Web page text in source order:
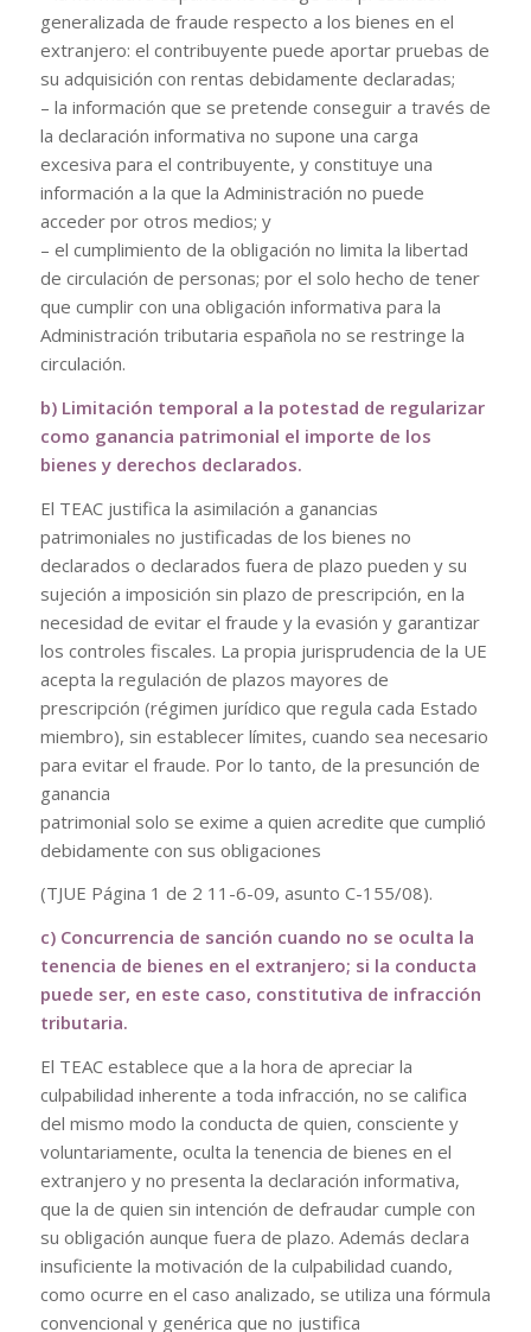
generalizada de fraude respecto a los bienes en el
extranjero: el contribuyente puede aportar pruebas de
su adquisición con rentas debidamente declaradas;
– la información que se pretende conseguir a través de
la declaración informativa no supone una carga
excesiva para el contribuyente, y constituye una
información a la que la Administración no puede
acceder por otros medios; y
– el cumplimiento de la obligación no limita la libertad
de circulación de personas; por el solo hecho de tener
que cumplir con una obligación informativa para la
Administración tributaria española no se restringe la
circulación.
b) Limitación temporal a la potestad de regularizar
como ganancia patrimonial el importe de los
bienes y derechos declarados.
El TEAC justifica la asimilación a ganancias
patrimoniales no justificadas de los bienes no
declarados o declarados fuera de plazo pueden y su
sujeción a imposición sin plazo de prescripción, en la
necesidad de evitar el fraude y la evasión y garantizar
los controles fiscales. La propia jurisprudencia de la UE
acepta la regulación de plazos mayores de
prescripción (régimen jurídico que regula cada Estado
miembro), sin establecer límites, cuando sea necesario
para evitar el fraude. Por lo tanto, de la presunción de
ganancia
patrimonial solo se exime a quien acredite que cumplió
debidamente con sus obligaciones
(TJUE Página 1 de 2 11-6-09, asunto C-155/08).
c) Concurrencia de sanción cuando no se oculta la
tenencia de bienes en el extranjero; si la conducta
puede ser, en este caso, constitutiva de infracción
tributaria.
El TEAC establece que a la hora de apreciar la
culpabilidad inherente a toda infracción, no se califica
del mismo modo la conducta de quien, consciente y
voluntariamente, oculta la tenencia de bienes en el
extranjero y no presenta la declaración informativa,
que la de quien sin intención de defraudar cumple con
su obligación aunque fuera de plazo. Además declara
insuficiente la motivación de la culpabilidad cuando,
como ocurre en el caso analizado, se utiliza una fórmula
convencional y genérica que no justifica